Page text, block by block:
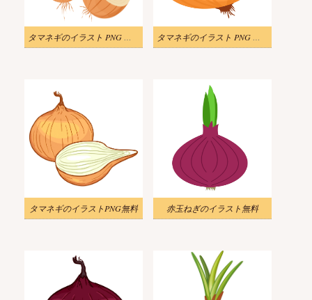
タマネギのイラスト PNG イメージ タマネギのイラスト PNG イメージ 2
タマネギのイラストPNG無料 赤玉ねぎのイラスト無料